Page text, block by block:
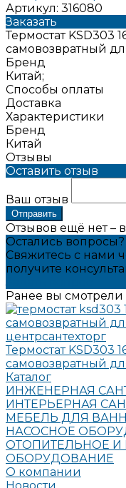
Артикул: 316080
Заказать
Термостат KSD303
самовозвратный
Бренд
Китай;
Способы оплаты
Доставка
Характеристики
Бренд
Китай
Отзывы
Оставить отзыв
Ваш отзыв
Отправить
Отзывов ещё нет –
Остались вопросы?
Свяжитесь с нами
получите
Ранее вы смотрели
Термостат KSD303
самовозвратный
Каталог
ИНЖЕНЕРНАЯ
ИНТЕРЬЕРНАЯ
МЕБЕЛЬ ДЛЯ
НАСОСНОЕ
ОТОПИТЕЛЬНОЕ
ОБОРУДОВАНИЕ
О компании